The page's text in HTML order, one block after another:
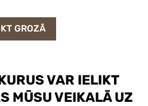
VAR IELIKT
MŪSU VEIKALĀ UZ
GROZĀ